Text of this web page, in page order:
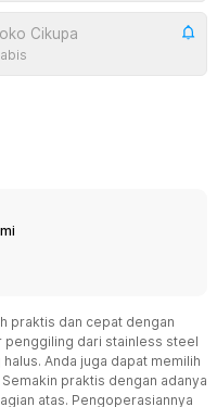
Cikupa
praktis dan cepat dengan
dari stainless steel
Anda juga dapat memilih
praktis dengan adanya
atas. Pengoperasiannya